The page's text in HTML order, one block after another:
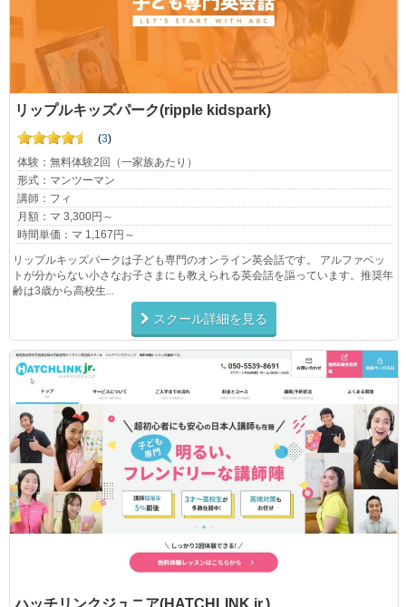
リップルキッズパーク(ripple kidspark)
(3)
体験：無料体験2回（一家族あたり）
形式：マンツーマン
講師：フィ
月額：マ 3,300円～
時間単価：マ 1,167円～
リップルキッズパークは子ども専門のオンライン英会話です。 アルファベッ
トが分からない小さなお子さまにも教えられる英会話を謳っています。推奨年
齢は3歳から高校生...
スクール詳細を見る
ハッチリンクジュニア(HATCHLINK jr.)